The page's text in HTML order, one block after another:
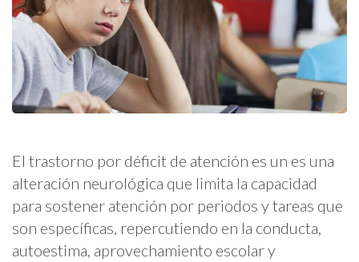
El trastorno por déficit de atención es un es una
alteración neurológica que limita la capacidad
para sostener atención por periodos y tareas que
son específicas, repercutiendo en la conducta,
autoestima, aprovechamiento escolar y